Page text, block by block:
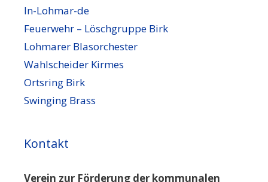
In-Lohmar-de
Feuerwehr – Löschgruppe Birk
Lohmarer Blasorchester
Wahlscheider Kirmes
Ortsring Birk
Swinging Brass
Kontakt
Verein zur Förderung der kommunalen